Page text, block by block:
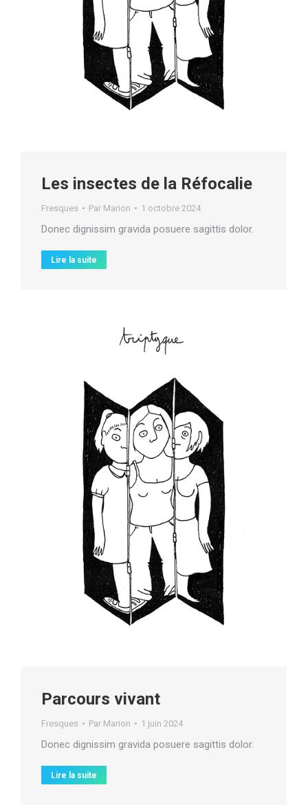
Les insectes de la Réfocalie
Fresques Par Marion 1 octobre 2024
Donec dignissim gravida posuere sagittis dolor.
Lire la suite
Parcours vivant
Fresques Par Marion 1 juin 2024
Donec dignissim gravida posuere sagittis dolor.
Lire la suite